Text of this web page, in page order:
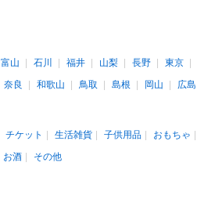
富山 石川 福井 山梨 長野 東京
奈良 和歌山 鳥取 島根 岡山 広島
チケット 生活雑貨 子供用品 おもちゃ
お酒 その他